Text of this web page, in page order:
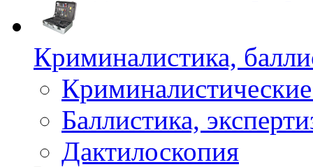
Криминалистика,
Баллистика,
Дактилоскопия